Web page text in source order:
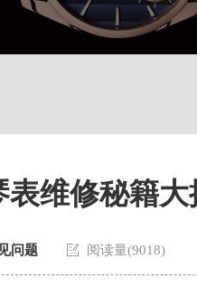
维修秘籍大
问题  阅读量(9018)